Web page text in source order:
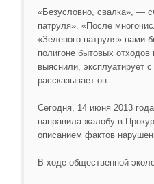
«Безусловно, свалка», —
патруля». «После
«Зеленого патруля» нами
полигоне бытовых
выяснили, эксплуатирует
рассказывает он.
Сегодня, 14 июня 2013
направила жалобу в
описанием фактов
В ходе общественной